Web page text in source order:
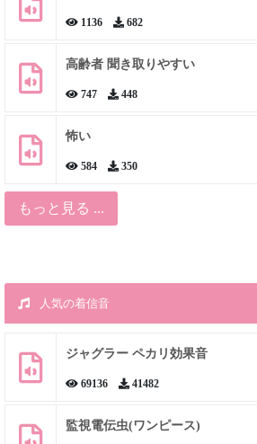
1136 682
高齢者 聞き取りやすい
747 448
怖い
584 350
もっと見る ...
人気の着信音
ジャグラー ペカリ効果音
69136 41482
監視電伝虫(ワンピース)